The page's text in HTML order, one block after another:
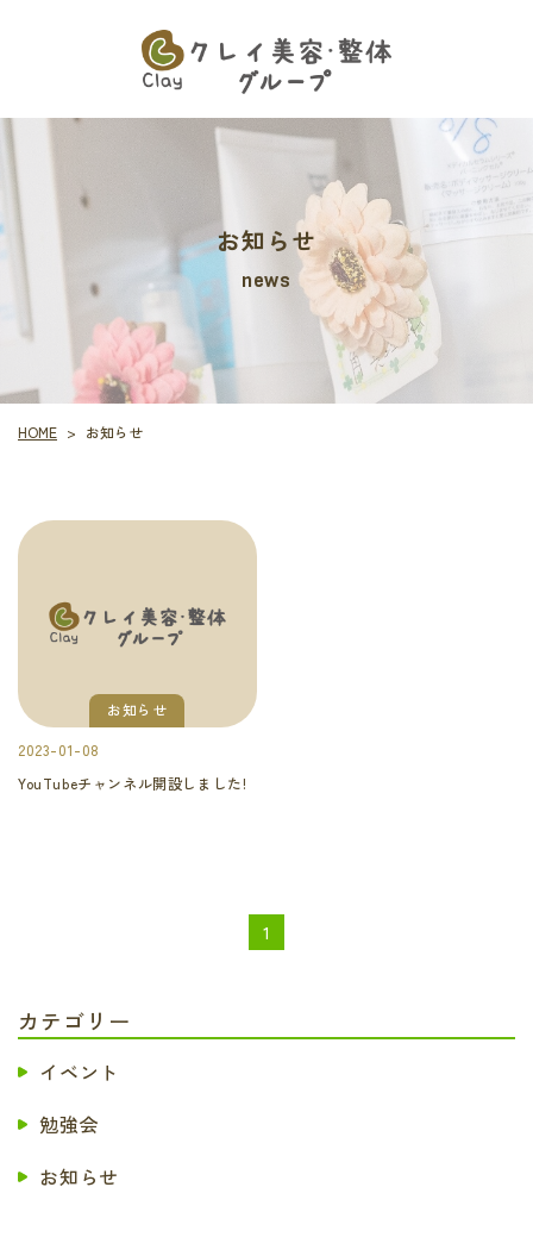
お知らせ
news
HOME > お知らせ
お知らせ
2023-01-08
YouTubeチャンネル開設しました!
1
カテゴリー
イベント
勉強会
お知らせ